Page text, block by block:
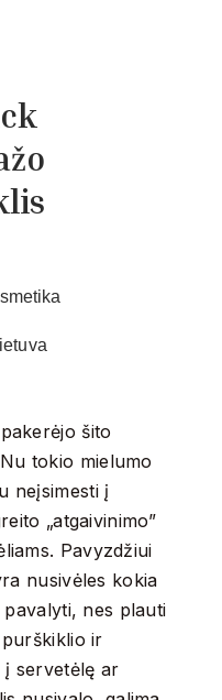
šito
tokio mielumo
neįsimesti į
„atgaivinimo”
Pavyzdžiui
nusivėles kokia
nes plauti
ir
į servetėlę ar